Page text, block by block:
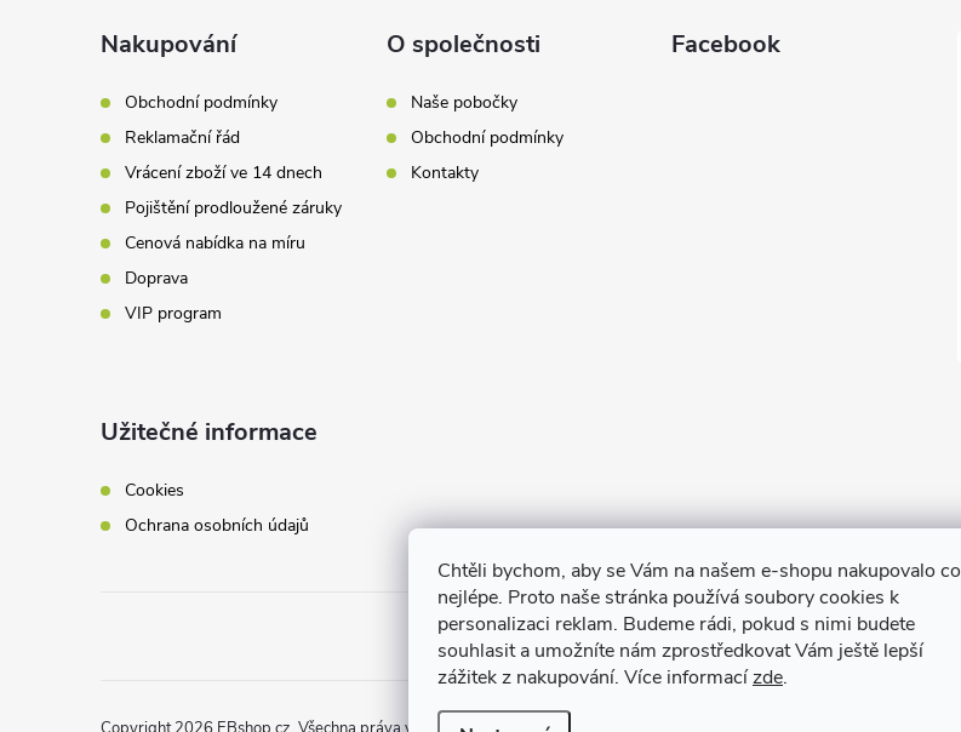
Chtěli bychom, aby se Vám na našem e-shopu nakupovalo co
nejlépe. Proto naše stránka používá soubory cookies k
personalizaci reklam. Budeme rádi, pokud s nimi budete
souhlasit a umožníte nám zprostředkovat Vám ještě lepší
zážitek z nakupování. Více informacízde.
r
v
k
y
v
ý
s
u
Nakupování
Obchodní podmínky
Reklamační řád
Vrácení zboží ve 14 dnech
Pojištění prodloužené záruky
Cenová nabídka na míru
Doprava
VIP program
O společnosti
Naše pobočky
Obchodní podmínky
Kontakty
Facebook
Užitečné informace
Cookies
Ochrana osobních údajů